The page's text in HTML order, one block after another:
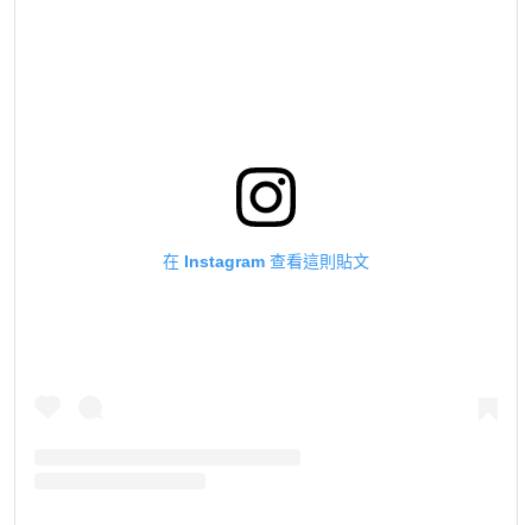
在 Instagram 查看這則貼文